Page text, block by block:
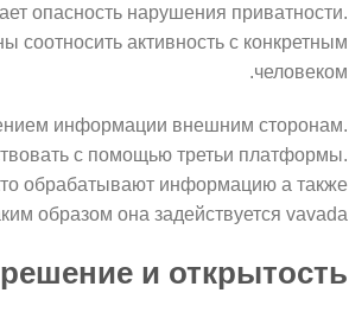
опасность нарушения приватности.
активность с конкретным
человеком.
информации внешним сторонам.
с помощью третьи платформы.
обрабатывают информацию а также
образом она задействуется vavada.
и открытость